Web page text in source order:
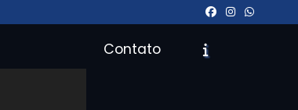
Contato